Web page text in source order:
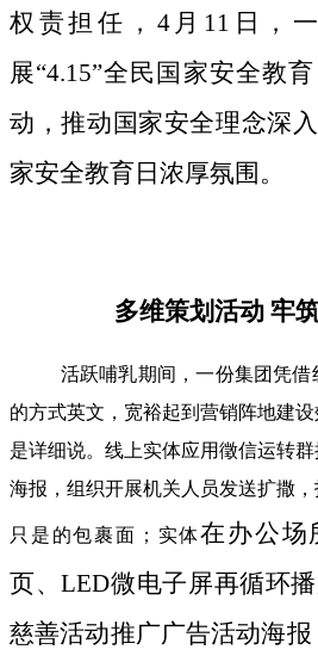
权责担任，4月11日，
展“4.15”全民国家安全教
动，推动国家安全理念深
家安全教育日浓厚氛围。
多维策划活动 牢
活跃哺乳期间，一份集团凭
的方式英文，宽裕起到营销阵地建
是详细说。线上实体应用徵信运转
海报，组织开展机关人员发送扩撒
只是的包裹面；实体在办公场
页、LED微电子屏再循环
慈善活动推广广告活动海